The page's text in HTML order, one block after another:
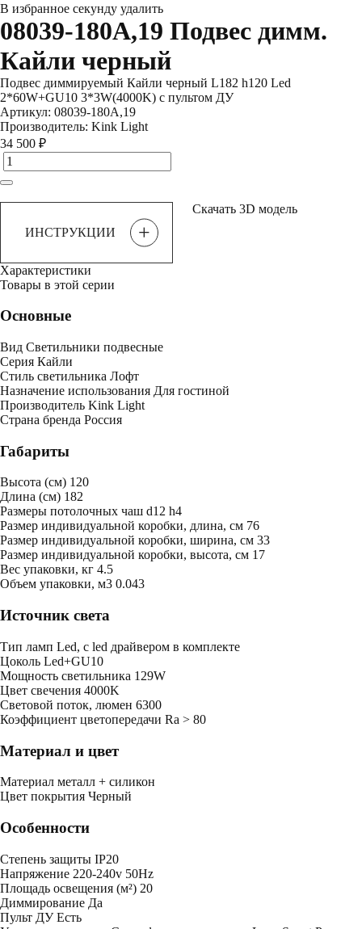
В избранное секунду удалить
08039-180A,19 Подвес димм.
Кайли черный
Подвес диммируемый Кайли черный L182 h120 Led
2*60W+GU10 3*3W(4000K) с пультом ДУ
Артикул: 08039-180A,19
Производитель: Kink Light
34 500 ₽
ИНСТРУКЦИИ +
Скачать 3D модель
Характеристики
Товары в этой серии
Основные
Вид Светильники подвесные
Серия Кайли
Стиль светильника Лофт
Назначение использования Для гостиной
Производитель Kink Light
Страна бренда Россия
Габариты
Высота (см) 120
Длина (см) 182
Размеры потолочных чаш d12 h4
Размер индивидуальной коробки, длина, см 76
Размер индивидуальной коробки, ширина, см 33
Размер индивидуальной коробки, высота, см 17
Bес упаковки, кг 4.5
Oбъем упаковки, м3 0.043
Источник света
Тип ламп Led, с led драйвером в комплекте
Цоколь Led+GU10
Мощность светильника 129W
Цвет свечения 4000K
Световой поток, люмен 6300
Коэффициент цветопередачи Ra > 80
Материал и цвет
Mатериал металл + силикон
Цвет покрытия Черный
Особенности
Степень защиты IP20
Напряжение 220-240v 50Hz
Площадь освещения (м²) 20
Диммирование Да
Пульт ДУЕсть